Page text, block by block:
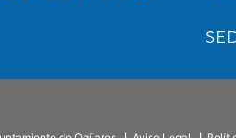
y de terceros para
tus hábitos de navegación